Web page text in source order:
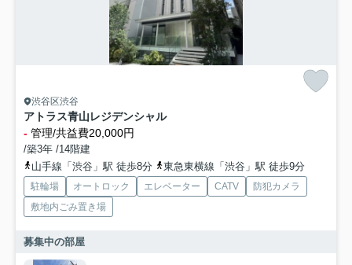
渋谷区渋谷
アトラス青山レジデンシャル
- 管理/共益費20,000円
/築3年 /14階建
山手線「渋谷」駅 徒歩8分
東急東横線「渋谷」駅 徒歩9分
駐輪場 オートロック エレベーター CATV
防犯カメラ
敷地内ごみ置き場
募集中の部屋